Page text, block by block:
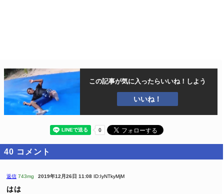
この記事が気に入ったらいいね！しよう
いいね！
40 コメント
返信 743mg 2019年12月26日 11:08 ID:IyNTkyMjM
はは